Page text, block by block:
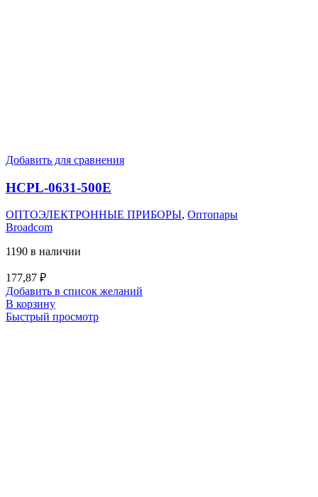
Добавить для сравнения
HCPL-0631-500E
ОПТОЭЛЕКТРОННЫЕ ПРИБОРЫ, Оптопары
Broadcom
1190 в наличии
177,87 ₽
Добавить в список желаний
В корзину
Быстрый просмотр